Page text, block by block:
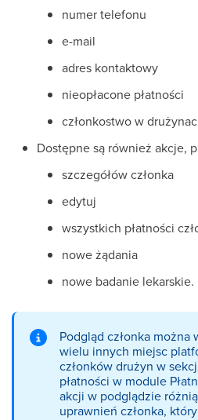
numer telefonu
e-mail
adres kontaktowy
nieopłacone płatności
członkostwo w
Dostępne są również akcje,
szczegółów członka
edytuj
wszystkich płatności
nowe żądania
nowe badanie lekarskie.
Podgląd członka
wielu innych miejsc
członków drużyn w
płatności w module
akcji w podglądzie
uprawnień członka,